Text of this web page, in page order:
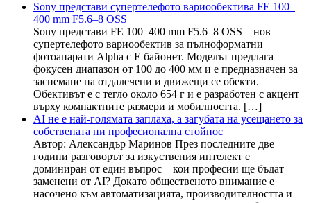
Sony представи супертелефото вариообектива FE 100–
400 mm F5.6–8 OSS
Sony представи FE 100–400 mm F5.6–8 OSS – нов
супертелефото вариообектив за пълноформатни
фотоапарати Alpha с E байонет. Моделът предлага
фокусен диапазон от 100 до 400 мм и е предназначен за
заснемане на отдалечени и движещи се обекти.
Обективът е с тегло около 654 г и е разработен с акцент
върху компактните размери и мобилността. […]
AI не е най-голямата заплаха, а загубата на усещането за
собствената ни професионална стойнос
Автор: Александър Маринов През последните две
години разговорът за изкуствения интелект е
доминиран от един въпрос – кои професии ще бъдат
заменени от AI? Докато общественото внимание е
насочено към автоматизацията, производителността и